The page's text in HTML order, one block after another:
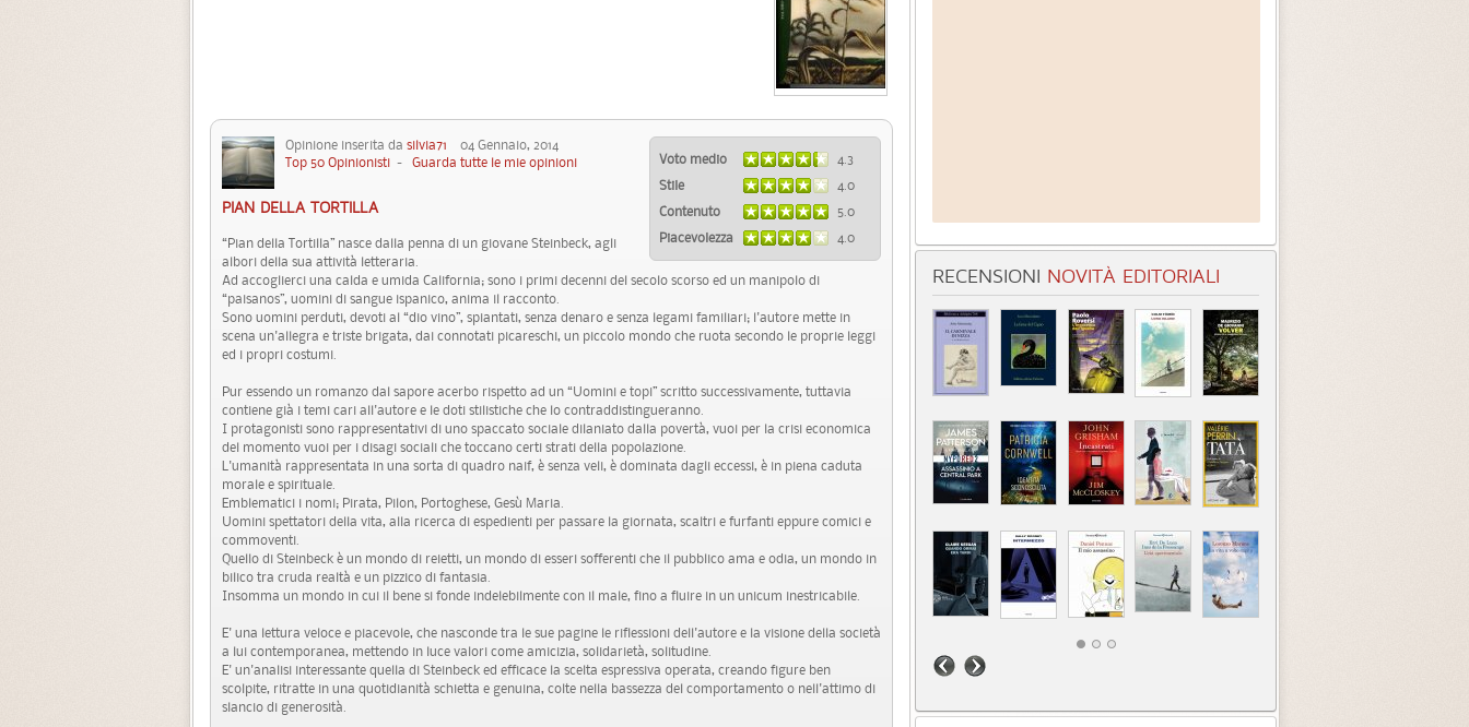
Voto medio
4.3
Stile
4.0
Contenuto
5.0
Piacevolezza
4.0
Opinione inserita da silvia71 04 Gennaio, 2014
Top 50 Opinionisti - Guarda tutte le mie opinioni
PIAN DELLA TORTILLA
“Pian della Tortilla” nasce dalla penna di un giovane Steinbeck, agli
albori della sua attività letteraria.
Ad accoglierci una calda e umida California; sono i primi decenni del secolo scorso ed un manipolo di
“paisanos”, uomini di sangue ispanico, anima il racconto.
Sono uomini perduti, devoti al “dio vino”, spiantati, senza denaro e senza legami familiari; l'autore mette in
scena un'allegra e triste brigata, dai connotati picareschi, un piccolo mondo che ruota secondo le proprie leggi
ed i propri costumi.
Pur essendo un romanzo dal sapore acerbo rispetto ad un “Uomini e topi” scritto successivamente, tuttavia
contiene già i temi cari all'autore e le doti stilistiche che lo contraddistingueranno.
I protagonisti sono rappresentativi di uno spaccato sociale dilaniato dalla povertà, vuoi per la crisi economica
del momento vuoi per i disagi sociali che toccano certi strati della popolazione.
L'umanità rappresentata in una sorta di quadro naif, è senza veli, è dominata dagli eccessi, è in piena caduta
morale e spirituale.
Emblematici i nomi; Pirata, Pilon, Portoghese, Gesù Maria.
Uomini spettatori della vita, alla ricerca di espedienti per passare la giornata, scaltri e furfanti eppure comici e
commoventi.
Quello di Steinbeck è un mondo di reietti, un mondo di esseri sofferenti che il pubblico ama e odia, un mondo in
bilico tra cruda realtà e un pizzico di fantasia.
Insomma un mondo in cui il bene si fonde indelebilmente con il male, fino a fluire in un unicum inestricabile.
E' una lettura veloce e piacevole, che nasconde tra le sue pagine le riflessioni dell'autore e la visione della società
a lui contemporanea, mettendo in luce valori come amicizia, solidarietà, solitudine.
E' un'analisi interessante quella di Steinbeck ed efficace la scelta espressiva operata, creando figure ben
scolpite, ritratte in una quotidianità schietta e genuina, colte nella bassezza del comportamento o nell'attimo di
slancio di generosità.
RECENSIONI NOVITÀ EDITORIALI